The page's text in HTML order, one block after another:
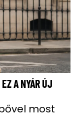
A NYÁR ÚJ
most